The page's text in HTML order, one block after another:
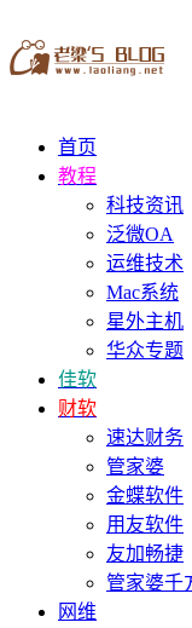
首页
教程
科技资讯
泛微OA
运维技术
Mac系统
星外主机
华众专题
佳软
财软
速达财务
管家婆
金蝶软件
用友软件
友加畅捷
管家婆千
网维